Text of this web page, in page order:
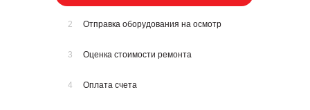
2 Отправка оборудования на осмотр
3 Оценка стоимости ремонта
4 Оплата счета